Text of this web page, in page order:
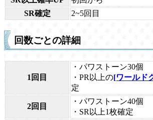
SR確定
2~5回目
回数ごとの詳細
1回目
・パワストーン30個
・PR以上の[ワールド
定
2回目
・パワストーン40個
・SR以上1枚確定